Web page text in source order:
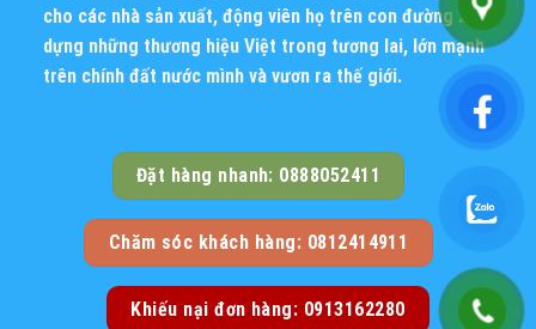
cho các nhà sản xuất, động viên họ trên con đường xây
dựng những thương hiệu Việt trong tương lai, lớn mạnh
trên chính đất nước mình và vươn ra thế giới.
Đặt hàng nhanh: 0888052411
Chăm sóc khách hàng: 0812414911
Khiếu nại đơn hàng: 0913162280